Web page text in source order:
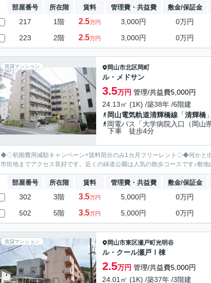
部屋番号 所在階 賃料 管理費・共益費 敷金/保証金
217 1階 2.5万円 3,000円 0万円
223 2階 2.5万円 3,000円 0万円
賃貸マンション 岡山市北区岡町
ル・メドサン
3.5万円 管理/共益費5,000円
24.13㎡ (1K) /築38年 /6階建
岡山電気軌道清輝橋線 「清輝橋
岡電バス「大学病院入口（岡山
下車 徒歩4分
◆◇初期費用減額キャンペーン+賃料部分のみ1カ月フリーレント◇◆何かと
市街地までアクセス良好です。近くの緑道公園は人気の散歩コースです♪敷
部屋番号 所在階 賃料 管理費・共益費 敷金/保証金
302 3階 3.5万円 5,000円 0万円
502 5階 3.5万円 5,000円 0万円
賃貸マンション 岡山市東区瀬戸町光明谷
ル・クール瀬戸Ⅰ棟
2.5万円 管理/共益費5,000円
24.01㎡ (1K) /築37年 /3階建